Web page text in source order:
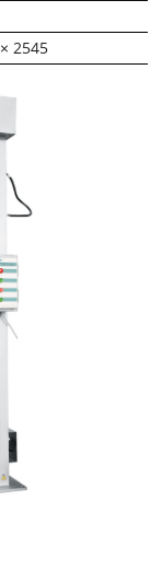
2545